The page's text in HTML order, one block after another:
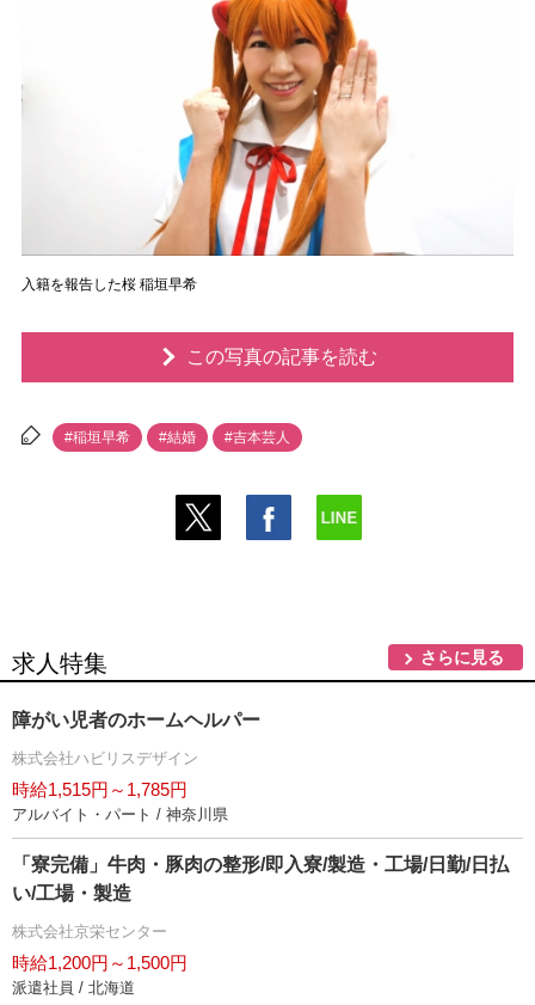
入籍を報告した桜 稲垣早希
この写真の記事を読む
#稲垣早希 #結婚 #吉本芸人
求人特集 さらに見る
障がい児者のホームヘルパー
株式会社ハビリスデザイン
時給1,515円～1,785円
アルバイト・パート / 神奈川県
「寮完備」牛肉・豚肉の整形/即入寮/製造・工場/日勤/日払
い/工場・製造
株式会社京栄センター
時給1,200円～1,500円
派遣社員 / 北海道